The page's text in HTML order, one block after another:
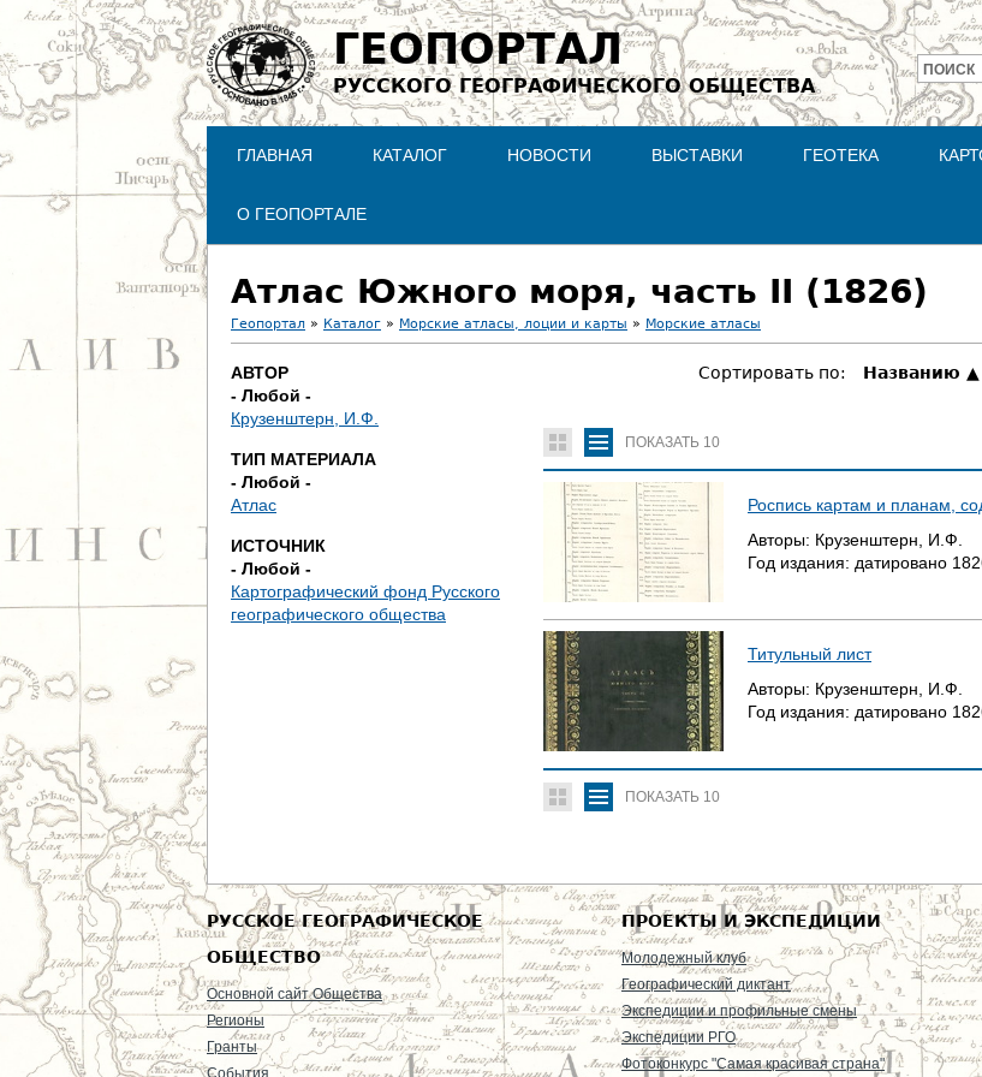
Jump to navigation
ГЕОПОРТАЛ
РУССКОГО ГЕОГРАФИЧЕСКОГО ОБЩЕСТВА
ПОИСК
ГЛАВНАЯ КАТАЛОГ НОВОСТИ ВЫСТАВКИ ГЕОТЕКА
О ГЕОПОРТАЛЕ
Атлас Южного моря, часть II (1826)
В
ы
з
д
е
с
Геопортал » Каталог » Морские атласы, лоции и карты » Морские атласы
АВТОР
- Любой -
Крузенштерн, И.Ф.
ТИП МАТЕРИАЛА
- Любой -
Атлас
ИСТОЧНИК
- Любой -
Картографический фонд Русского
географического общества
Сортировать по: Hазванию
ПОКАЗАТЬ 10
Роспись картам и планам,
Авторы: Крузенштерн, И.Ф.
Год издания: датировано
Титульный лист
Авторы: Крузенштерн, И.Ф.
Год издания: датировано
ПОКАЗАТЬ 10
РУССКОЕ ГЕОГРАФИЧЕСКОЕ
ОБЩЕСТВО
Основной сайт Общества
Регионы
Гранты
События
ПРОЕКТЫ И ЭКСПЕДИЦИИ
Молодежный клуб
Географический диктант
Экспедиции и профильные смены
Экспедиции РГО
Фотоконкурс "Самая красивая страна"